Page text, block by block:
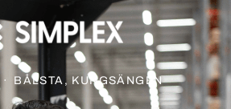
· BÅLSTA, KUNGSÄNGEN